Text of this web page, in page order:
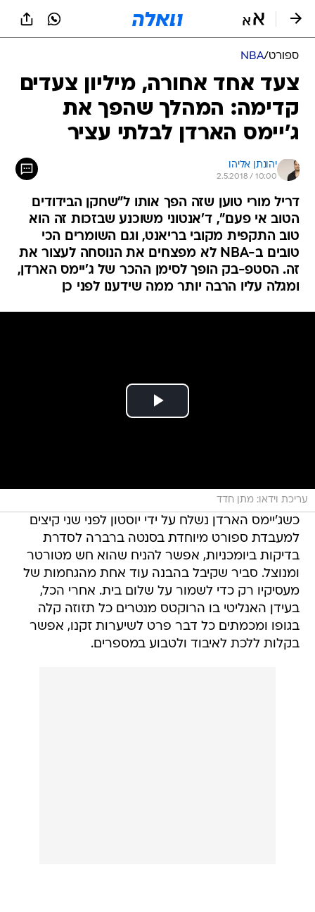
ספורט/
NBA
צעד אחד אחורה, מיליון צעדים
קדימה: המהלך שהפך את
ג'יימס הארדן לבלתי עציר
יהונתן אליהו
2.5.2018 / 10:00
דריל מורי טוען שזה הפך אותו ל"שחקן הבידודים
הטוב אי פעם", ד'אנטוני משוכנע שבזכות זה הוא
טוב התקפית מקובי בריאנט, וגם השומרים הכי
טובים ב-NBA לא מפצחים את הנוסחה לעצור את
זה. הסטפ-בק הופך לסימן ההכר של ג'יימס הארדן,
ומגלה עליו הרבה יותר ממה שידענו לפני כן
עריכת וידאו: מתן חדד
כשג'יימס הארדן נשלח על ידי יוסטון לפני שני קיצים
למעבדת ספורט מיוחדת בסנטה ברברה לסדרת
בדיקות ביומכניות, אפשר להניח שהוא חש מטורטר
ומנוצל. סביר שקיבל בהבנה עוד אחת מהגחמות של
מעסיקיו רק כדי לשמור על שלום בית. אחרי הכל,
בעידן האנליטי בו הרוקטס מנטרים כל תזוזה קלה
בגופו ומכמתים כל דבר פרט לשיערות זקנו, אפשר
בקלות ללכת לאיבוד ולטבוע במספרים.